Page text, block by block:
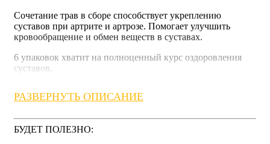
Сочетание трав в сборе способствует укреплению
суставов при артрите и артрозе. Помогает улучшить
кровообращение и обмен веществ в суставах.
6 упаковок хватит на полноценный курс оздоровления
суставов.
ткани суставов
Уменьшает воспаление, избавляет от боли и отеков
РАЗВЕРНУТЬ ОПИСАНИЕ
БУДЕТ ПОЛЕЗНО: